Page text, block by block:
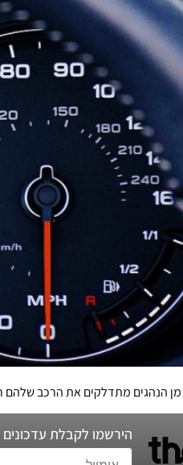
הירשמו לקבלת עדכונים